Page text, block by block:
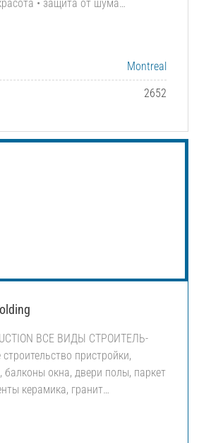
• защита от шума…
Montreal
2652
ВСЕ ВИ­ДЫ СТРОИ­ТЕЛЬ­
пристройки,
окна, двери по­лы, паркет
ке­ра­ми­ка, гранит…